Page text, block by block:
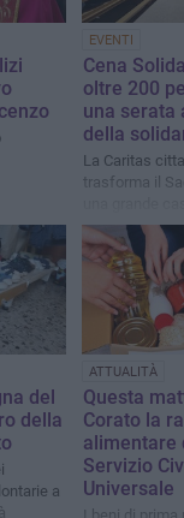
EVENTI
Cena
oltre 200
una serata
della
La Caritas
trasforma il
del
della
a
ATTUALITÀ
Questa
Corato la
alimentare
Servizio
Universale